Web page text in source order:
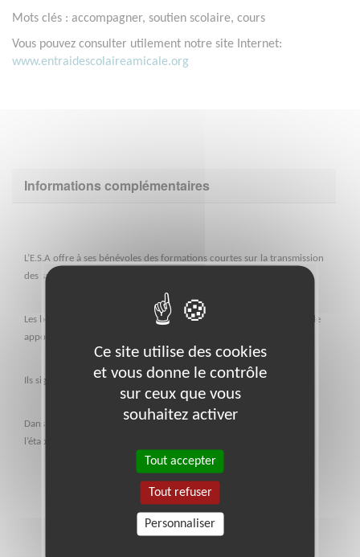
Mots clés : accompagner, soutien scolaire, cours
Vous pouvez consulter utilement notre site Internet:
www.entraidescolaireamicale.org
Informations complémentaires
L’E.S.A offre à ses bénévoles des formations courtes sur la transmission
des savoirs.
Les bénévoles sont rattachés à une antenne locale dont le responsable
apporte aide et conseil.
Ils signent une charte définissant leur engagement.
Dans le cadre du soutien scolaire, ils peuvent être en relation avec
l’établissement fréquenté par l’enfant.
Ce site utilise des cookies
et vous donne le contrôle
sur ceux que vous
souhaitez activer
Tout accepter
Tout refuser
Personnaliser